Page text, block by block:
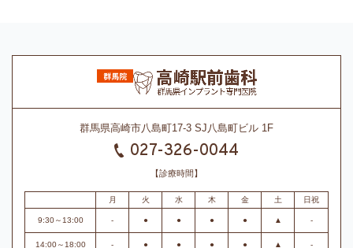
群馬県高崎市八島町17-3 SJ八島町ビル 1F
027-326-0044
【診療時間】
月 火 水 木 金 土 日祝
9:30～13:00 - ● ● ● ● ▲ -
14:00～18:00 - ● ● ● ● ▲ -